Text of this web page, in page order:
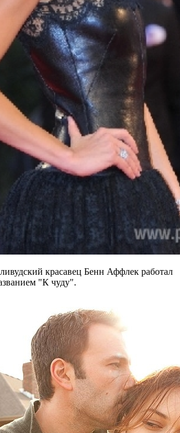
красавец Бенн Аффлек работал
"К чуду".